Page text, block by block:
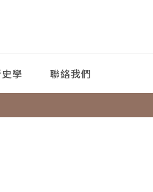
學 聯絡我們